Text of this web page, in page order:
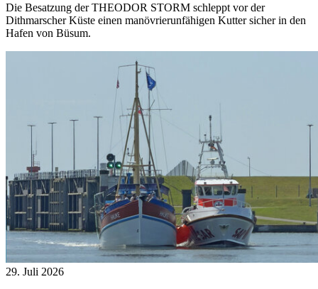
Die Besatzung der THEODOR STORM schleppt vor der
Dithmarscher Küste einen manövrierunfähigen Kutter sicher in den
Hafen von Büsum.
29. Juli 2026